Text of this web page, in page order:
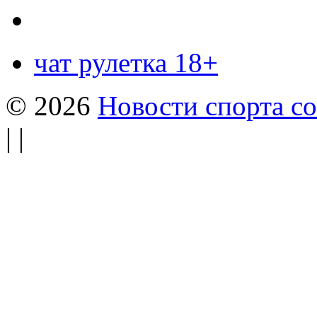
чат рулетка 18+
© 2026 Новости спорта
| |